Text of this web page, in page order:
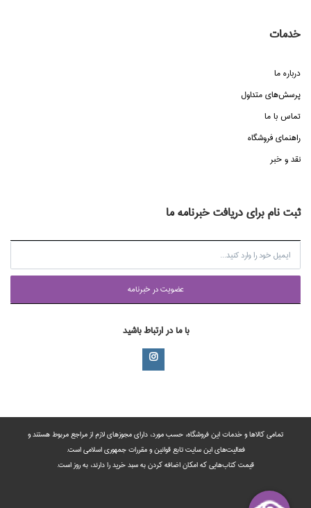
خدمات
درباره ما
پرسش‌هاي متداول
تماس با ما
راهنماي فروشگاه
نقد و خبر
ثبت نام برای دریافت خبرنامه ما
عضويت در خبرنامه
با ما در ارتباط باشید
تمامی‌ کالاها و خدمات این فروشگاه، حسب مورد،‌ دارای مجوزهای لازم از مراجع مربوط هستند ‌و‌‌
فعالیت‌های این سایت تابع قوانین و مقررات جمهوری اسلامی است.
قیمت کتاب‌هایی که امکان اضافه کردن به سبد خرید را دارند،‌ به روز است.